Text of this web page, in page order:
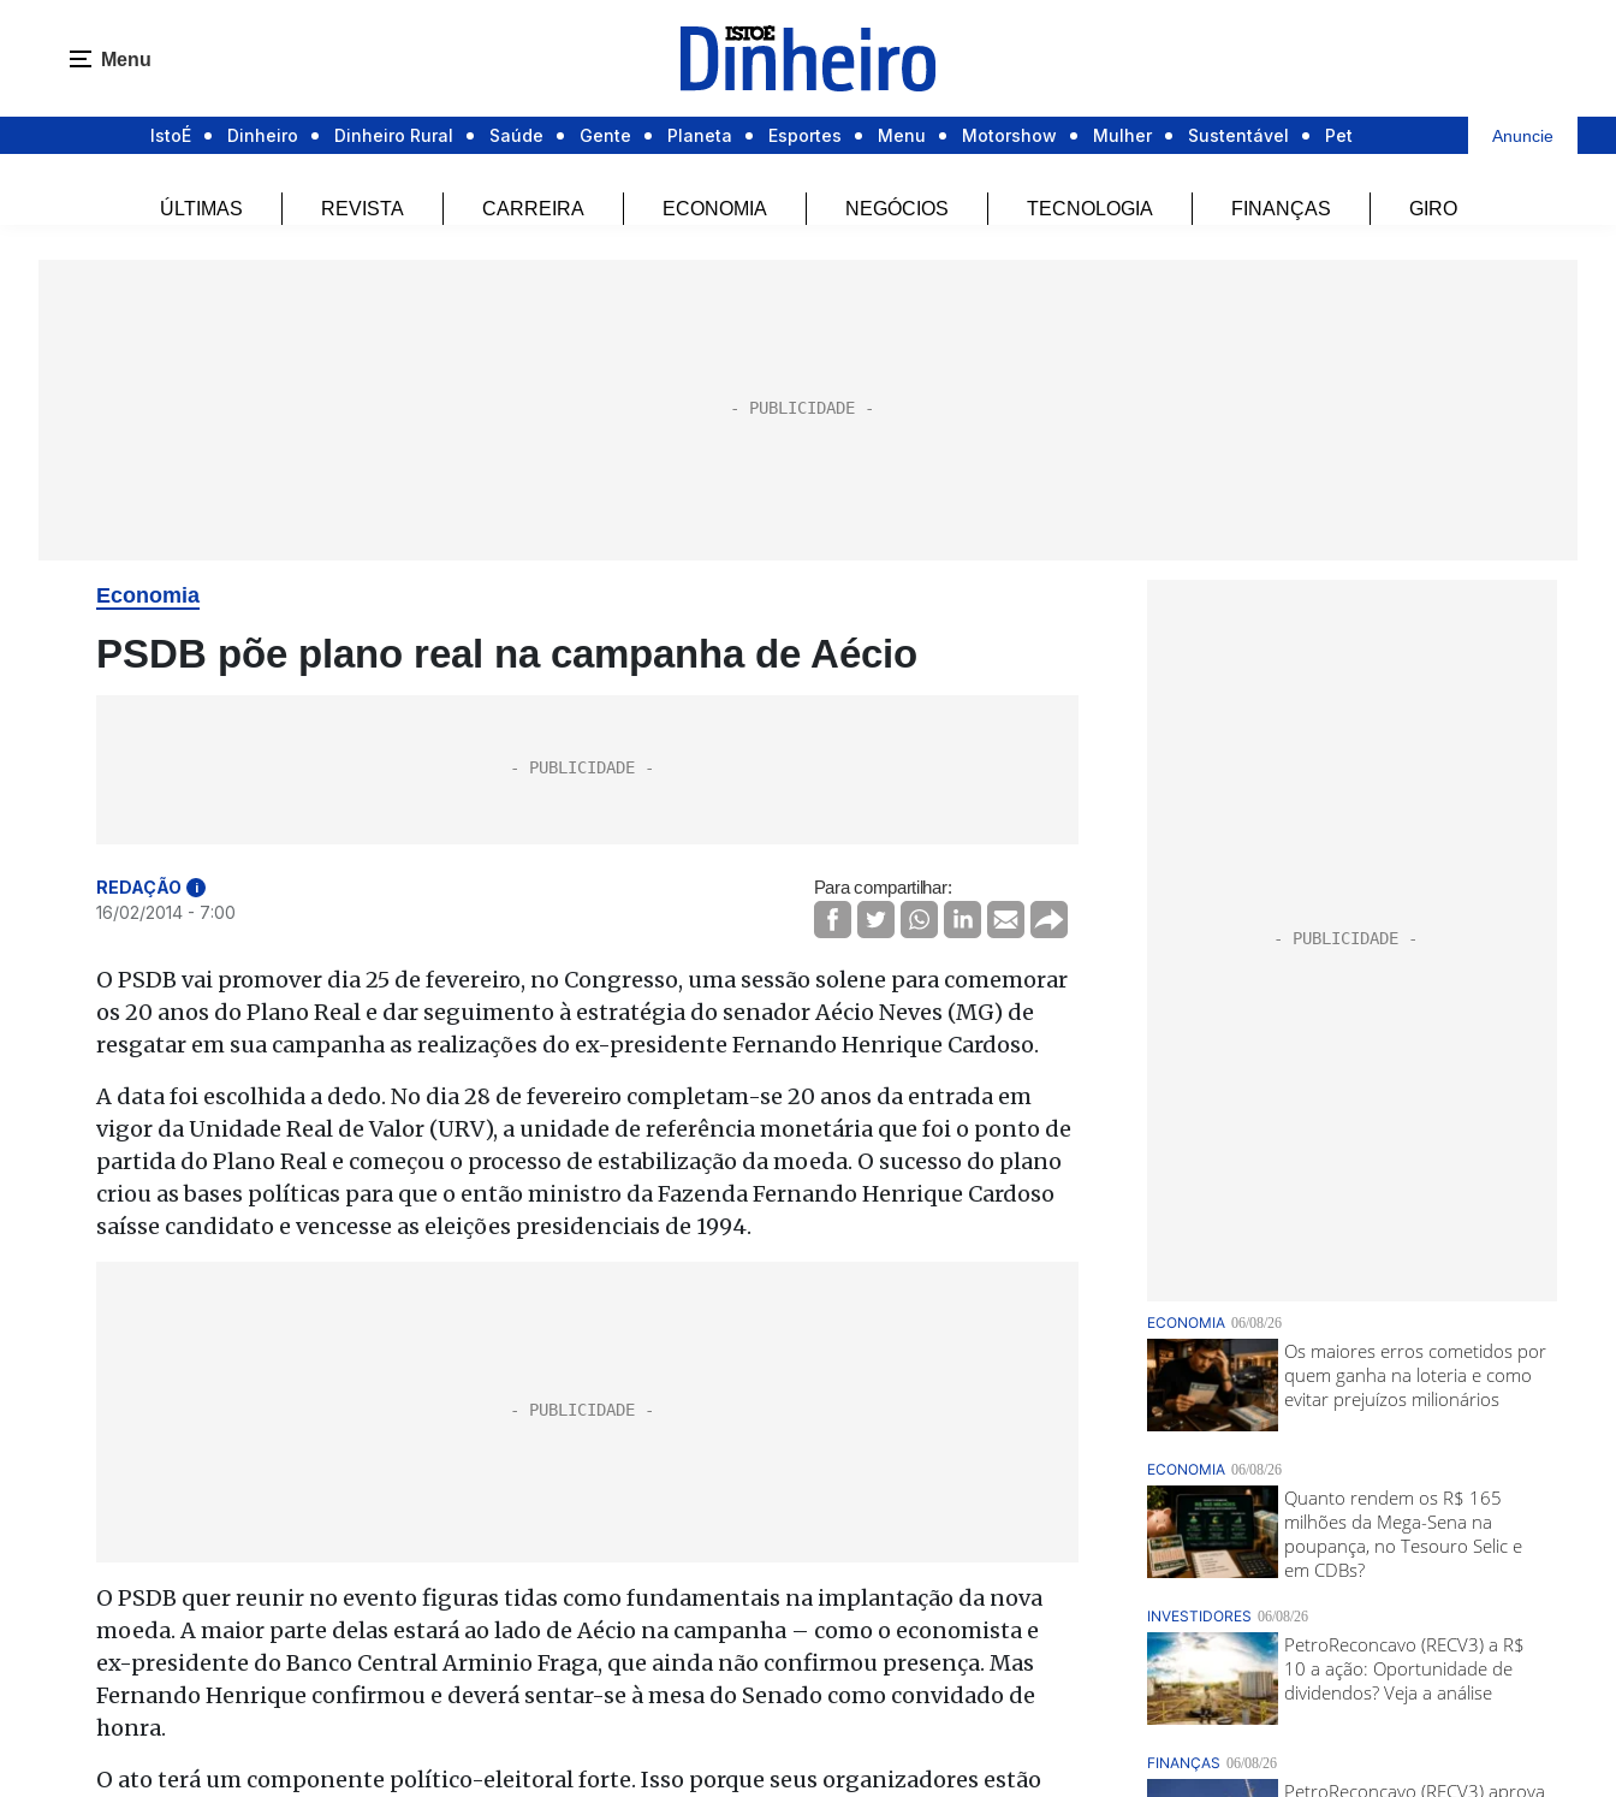
Menu
IstoÉ Dinheiro Dinheiro Rural Saúde Gente Planeta Esportes Menu Motorshow Mulher Sustentável Pet Anuncie
ÚLTIMAS REVISTA CARREIRA ECONOMIA NEGÓCIOS TECNOLOGIA FINANÇAS GIRO
Economia
PSDB põe plano real na campanha de Aécio
REDAÇÃO i
16/02/2014 - 7:00
Para compartilhar:
O PSDB vai promover dia 25 de fevereiro, no Congresso, uma sessão solene para comemorar
os 20 anos do Plano Real e dar seguimento à estratégia do senador Aécio Neves (MG) de
resgatar em sua campanha as realizações do ex-presidente Fernando Henrique Cardoso.
A data foi escolhida a dedo. No dia 28 de fevereiro completam-se 20 anos da entrada em
vigor da Unidade Real de Valor (URV), a unidade de referência monetária que foi o ponto de
partida do Plano Real e começou o processo de estabilização da moeda. O sucesso do plano
criou as bases políticas para que o então ministro da Fazenda Fernando Henrique Cardoso
saísse candidato e vencesse as eleições presidenciais de 1994.
O PSDB quer reunir no evento figuras tidas como fundamentais na implantação da nova
moeda. A maior parte delas estará ao lado de Aécio na campanha – como o economista e
ex-presidente do Banco Central Arminio Fraga, que ainda não confirmou presença. Mas
Fernando Henrique confirmou e deverá sentar-se à mesa do Senado como convidado de
honra.
O ato terá um componente político-eleitoral forte. Isso porque seus organizadores estão